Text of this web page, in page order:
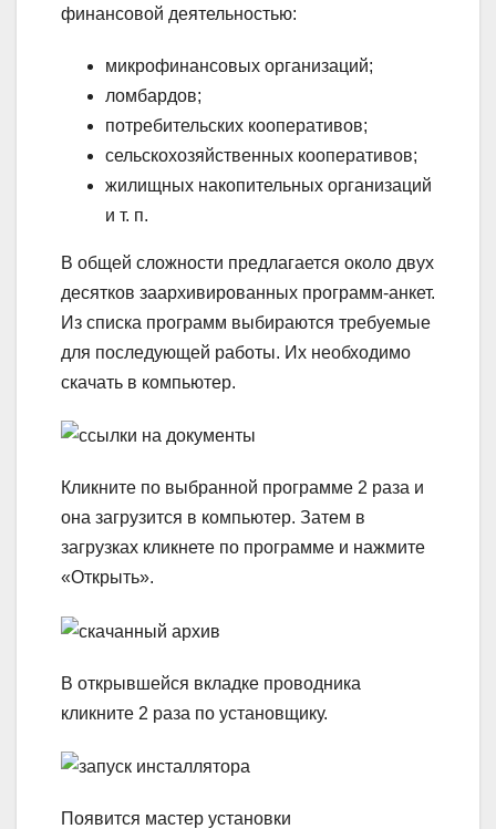
финансовой деятельностью:
микрофинансовых организаций;
ломбардов;
потребительских кооперативов;
сельскохозяйственных кооперативов;
жилищных накопительных организаций
и т. п.
В общей сложности предлагается около двух
десятков заархивированных программ-анкет.
Из списка программ выбираются требуемые
для последующей работы. Их необходимо
скачать в компьютер.
Кликните по выбранной программе 2 раза и
она загрузится в компьютер. Затем в
загрузках кликнете по программе и нажмите
«Открыть».
В открывшейся вкладке проводника
кликните 2 раза по установщику.
Появится мастер установки